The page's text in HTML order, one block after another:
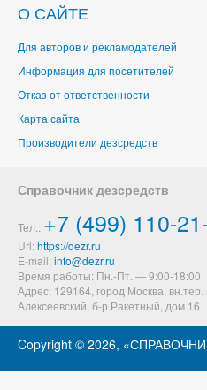
О САЙТЕ
Для авторов и рекламодателей
Информация для посетителей
Отказ от ответственности
Карта сайта
Производители дезсредств
Справочник дезсредств
Тел.: +7 (499) 110-
Url: https://dezr.ru
E-mail:
Время работы: Пн.-Пт. — 9:00-18:00
Адрес: 129164, город Москва,
Алексеевский б-р Ракетный, дом 16
Copyright © 2026,